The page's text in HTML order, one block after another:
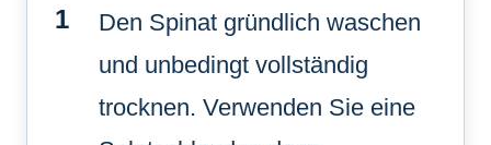
Den Spinat gründlich waschen
und unbedingt vollständig
trocknen. Verwenden Sie eine